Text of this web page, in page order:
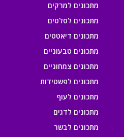
מתכונים למרקים
מתכונים לסלטים
מתכונים דיאטטים
מתכונים טבעוניים
מתכונים צמחוניים
מתכונים לפשטידות
מתכונים לעוף
מתכונים לדגים
מתכונים לבשר